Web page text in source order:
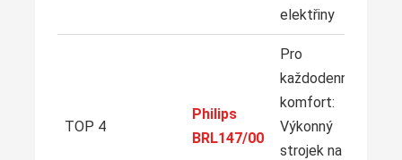
elektřiny
TOP 4
Philips
BRL147/00
Pro
každodenní
komfort:
Výkonný
strojek na